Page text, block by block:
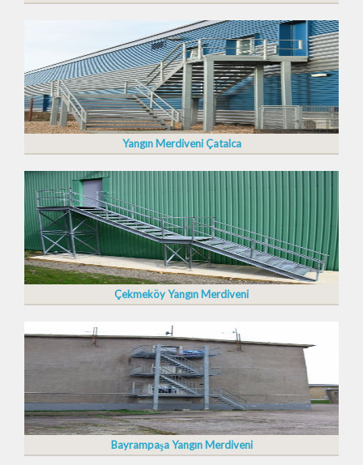
Yangın Merdiveni Çatalca
Çekmeköy Yangın Merdiveni
Bayrampaşa Yangın Merdiveni